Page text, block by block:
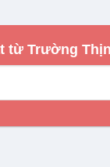
cáp có khả
gây nóng dây
này đáp ứng
hiện đại.
Trường